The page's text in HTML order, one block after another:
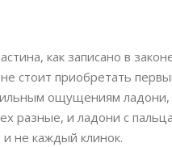
как записано в
стоит приобретать
ощущениям
разные, и ладони с
не каждый клинок.